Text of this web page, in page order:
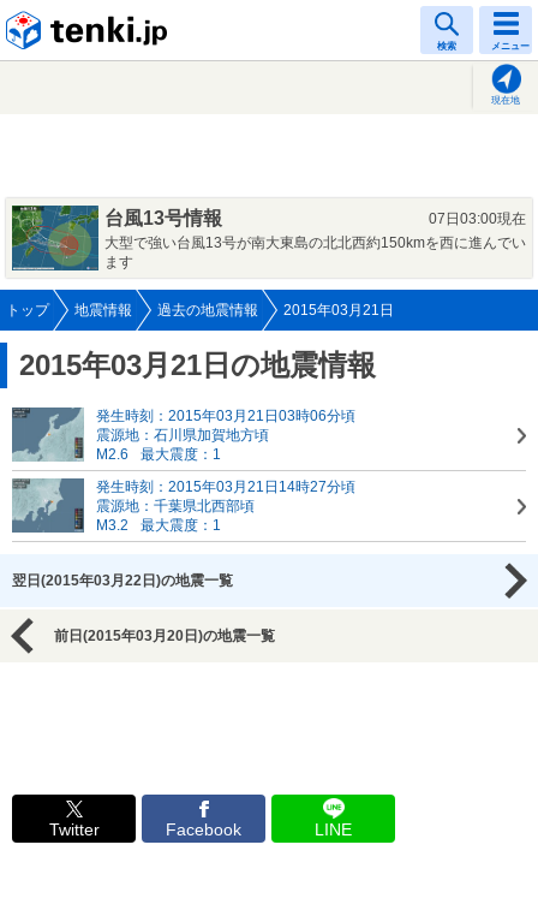
検索 メニュー
現在地
台風13号情報
07日03:00現在
大型で強い台風13号が南大東島の北北西約150kmを西に進んでい
ます
トップ 地震情報 過去の地震情報 2015年03月21日
2015年03月21日の地震情報
発生時刻：2015年03月21日03時06分頃
震源地：石川県加賀地方頃
M2.6
最大震度：1
発生時刻：2015年03月21日14時27分頃
震源地：千葉県北西部頃
M3.2
最大震度：1
翌日(2015年03月22日)の地震一覧
前日(2015年03月20日)の地震一覧
Twitter Facebook LINE